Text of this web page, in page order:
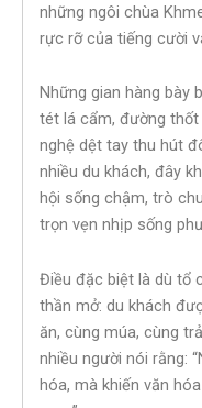
những ngôi chùa
rực rỡ của tiếng cười
Những gian hàng bày
tét lá cẩm, đường
nghệ dệt tay thu hút
nhiều du khách, đây
hội sống chậm, trò
trọn vẹn nhịp sống
Điều đặc biệt là dù tổ
thần mở: du khách
ăn, cùng múa, cùng
nhiều người nói rằng:
hóa, mà khiến văn